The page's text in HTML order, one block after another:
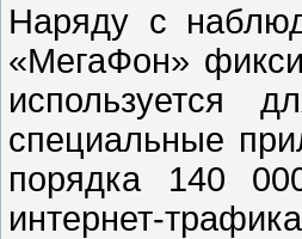
Наряду с
«МегаФон»
используется
специальные
порядка 140
интернет-